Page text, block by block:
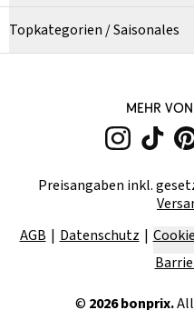
Topkategorien / Saisonales
MEHR
Preisangaben inkl.
AGB
Datenschutz
© 2026bonprix.